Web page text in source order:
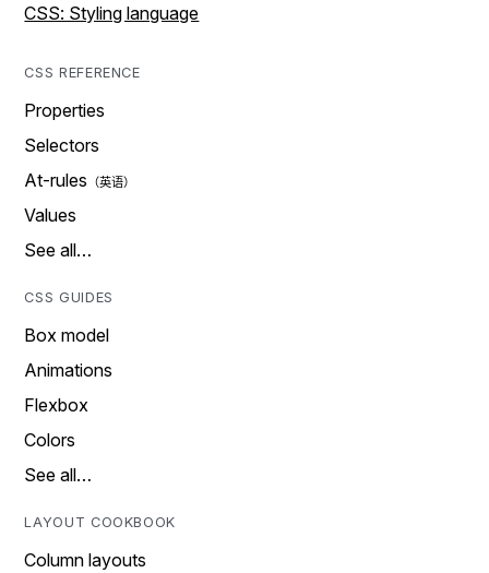
CSS: Styling language
CSS REFERENCE
Properties
Selectors
At-rules
Values
See all…
CSS GUIDES
Box model
Animations
Flexbox
Colors
See all…
LAYOUT COOKBOOK
Column layouts